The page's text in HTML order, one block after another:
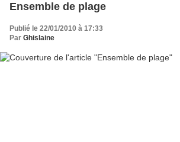
Ensemble de plage
Publié le 22/01/2010 à 17:33
Par Ghislaine